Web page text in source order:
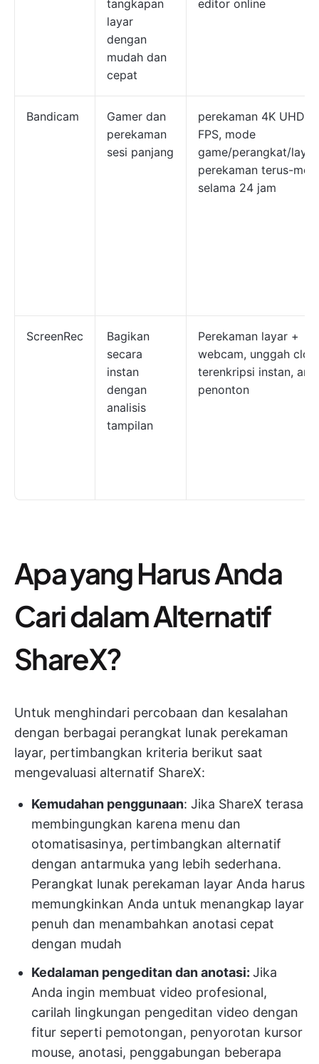
tangkapan
layar
dengan
mudah dan
cepat
editor online
Bandicam
Gamer dan
perekaman
sesi panjang
perekaman 4K UHD
FPS, mode
game/perangkat/layar,
perekaman terus-
selama 24 jam
ScreenRec
Bagikan
secara
instan
dengan
analisis
tampilan
Perekaman layar +
webcam, unggah
terenkripsi instan,
penonton
Apa yang Harus Anda
Cari dalam Alternatif
ShareX?
Untuk menghindari percobaan dan kesalahan
dengan berbagai perangkat lunak perekaman
layar, pertimbangkan kriteria berikut saat
mengevaluasi alternatif ShareX:
Kemudahan penggunaan: Jika ShareX terasa
membingungkan karena menu dan
otomatisasinya, pertimbangkan alternatif
dengan antarmuka yang lebih sederhana.
Perangkat lunak perekaman layar Anda harus
memungkinkan Anda untuk menangkap layar
penuh dan menambahkan anotasi cepat
dengan mudah
Kedalaman pengeditan dan anotasi: Jika
Anda ingin membuat video profesional,
carilah lingkungan pengeditan video dengan
fitur seperti pemotongan, penyorotan kursor
mouse, anotasi, penggabungan beberapa